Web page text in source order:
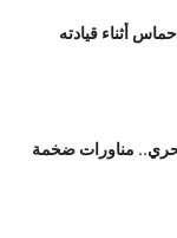
أثناء قيادته
مناورات ضخمة